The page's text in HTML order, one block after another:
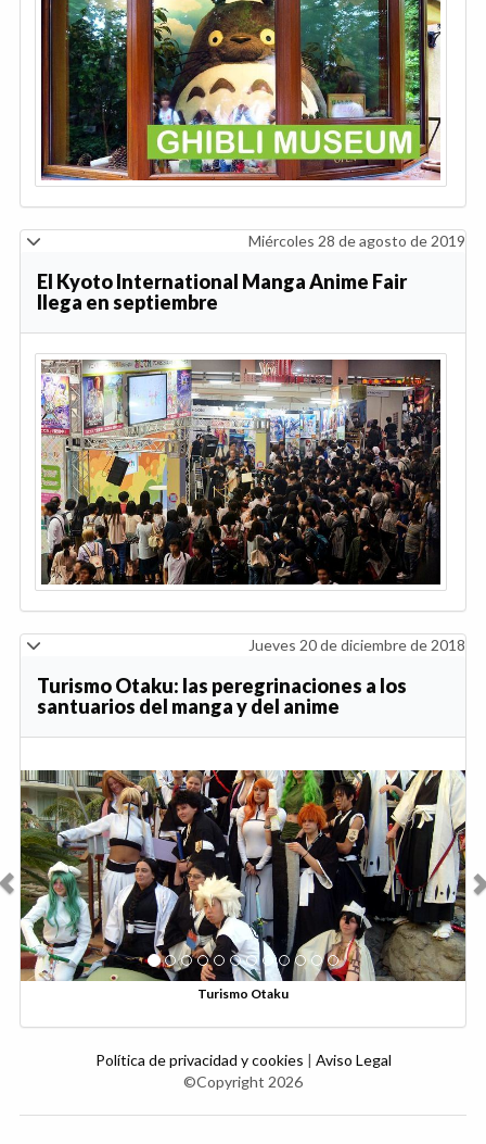
Miércoles 28 de agosto de 2019
El Kyoto International Manga Anime Fair
llega en septiembre
Jueves 20 de diciembre de 2018
Turismo Otaku: las peregrinaciones a los
santuarios del manga y del anime
Anterior
Política de privacidad y cookies | Aviso Legal
©Copyright 2026